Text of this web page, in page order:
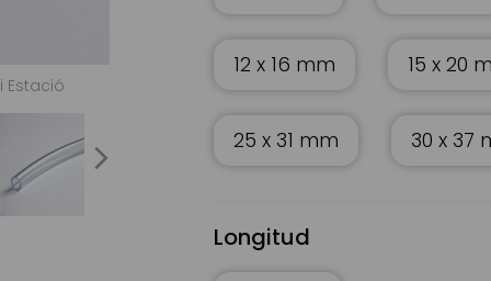
12 x 16 mm 15 x 20
25 x 31 mm 30 x 37
Longitud
Estació
next